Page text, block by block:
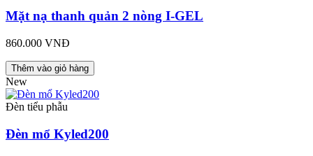
Mặt nạ thanh quản 2 nòng I-GEL
860.000 VNĐ
Thêm vào giỏ hàng
New
Đèn tiểu phẫu
Đèn mổ Kyled200